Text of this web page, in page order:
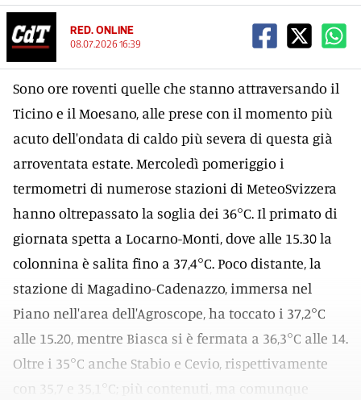
RED. ONLINE
08.07.2026 16:39
Sono ore roventi quelle che stanno attraversando il
Ticino e il Moesano, alle prese con il momento più
acuto dell'ondata di caldo più severa di questa già
arroventata estate. Mercoledì pomeriggio i
termometri di numerose stazioni di MeteoSvizzera
hanno oltrepassato la soglia dei 36°C. Il primato di
giornata spetta a Locarno-Monti, dove alle 15.30 la
colonnina è salita fino a 37,4°C. Poco distante, la
stazione di Magadino-Cadenazzo, immersa nel
Piano nell'area dell'Agroscope, ha toccato i 37,2°C
alle 15.20, mentre Biasca si è fermata a 36,3°C alle 14.
Oltre i 35°C anche Stabio e Cevio, rispettivamente
con 35,7 e 35,1°C; più contenuti, ma comunque